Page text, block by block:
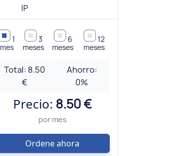
IP
1
mes
3
meses
6
meses
12
meses
Total: 8.50
€
Ahorro:
0%
Precio: 8.50 €
por mes
Ordene ahora